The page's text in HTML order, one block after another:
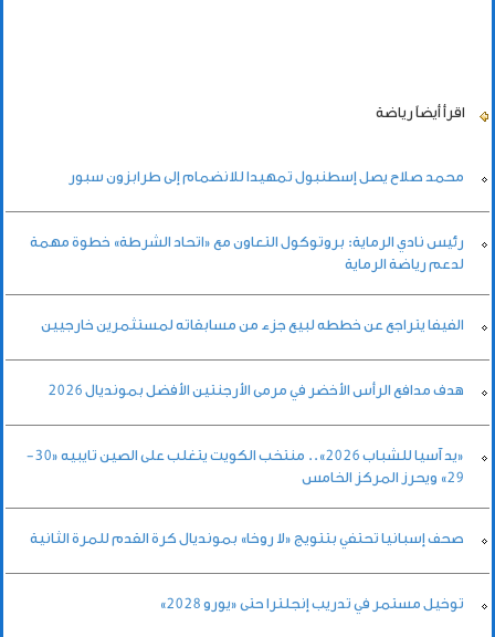
اقرأ أيضاً رياضة
محمد صلاح يصل إسطنبول تمهيدا للانضمام إلى طرابزون سبور
رئيس نادي الرماية: بروتوكول التعاون مع «اتحاد الشرطة» خطوة مهمة
لدعم رياضة الرماية
الفيفا يتراجع عن خططه لبيع جزء من مسابقاته لمستثمرين خارجيين
هدف مدافع الرأس الأخضر في مرمى الأرجنتين الأفضل بمونديال 2026
«يد آسيا للشباب 2026».. منتخب الكويت يتغلب على الصين تايبيه «30-
29» ويحرز المركز الخامس
صحف إسبانيا تحتفي بتتويج «لا روخا» بمونديال كرة القدم للمرة الثانية
توخيل مستمر في تدريب إنجلترا حتى «يورو 2028»